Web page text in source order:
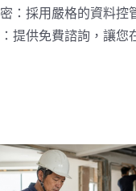
：採用嚴格的資料控
提供免費諮詢，讓您